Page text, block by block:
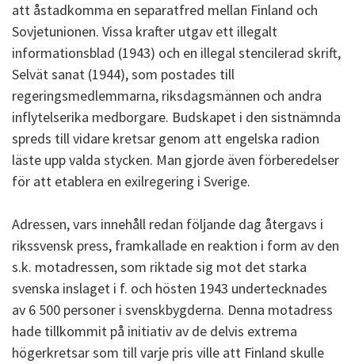
att åstadkomma en separatfred mellan Finland och
Sovjetunionen. Vissa krafter utgav ett illegalt
informationsblad (1943) och en illegal stencilerad skrift,
Selvät sanat (1944), som postades till
regeringsmedlemmarna, riksdagsmännen och andra
inflytelserika medborgare. Budskapet i den sistnämnda
spreds till vidare kretsar genom att engelska radion
läste upp valda stycken. Man gjorde även förberedelser
för att etablera en exilregering i Sverige.
Adressen, vars innehåll redan följande dag återgavs i
rikssvensk press, framkallade en reaktion i form av den
s.k. motadressen, som riktade sig mot det starka
svenska inslaget i f. och hösten 1943 undertecknades
av 6 500 personer i svenskbygderna. Denna motadress
hade tillkommit på initiativ av de delvis extrema
högerkretsar som till varje pris ville att Finland skulle